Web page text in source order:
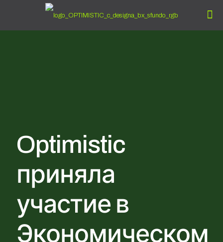
Optimistic
приняла
участие в
Экономическом